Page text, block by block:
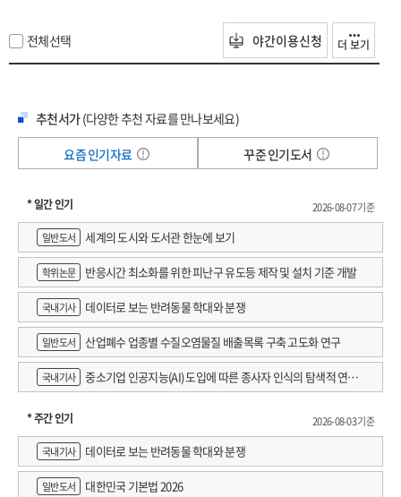
전체선택 야간이용신청 더 보기
추천서가(다양한 추천 자료를 만나보세요)
요즘 인기자료
꾸준 인기도서
* 일간 인기
2026-08-07 기준
일반도서
세계의 도시와 도서관 한눈에 보기
학위논문 반응시간 최소화를 위한 피난구 유도등 제작 및 설치 기준 개발
국내기사 데이터로 보는 반려동물 학대와 분쟁
일반도서 산업폐수 업종별 수질오염물질 배출목록 구축 고도화 연구
국내기사
중소기업 인공지능(AI) 도입에 따른 종사자 인식의 탐색적 연구 :
* 주간 인기
2026-08-03 기준
국내기사
데이터로 보는 반려동물 학대와 분쟁
일반도서 대한민국 기본법 2026